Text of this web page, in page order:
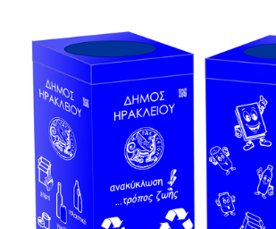
2013
2012
2011
2010
2006